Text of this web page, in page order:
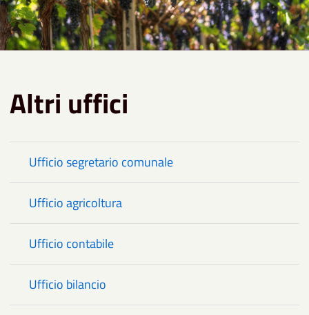
Altri uffici
Ufficio segretario comunale
Ufficio agricoltura
Ufficio contabile
Ufficio bilancio